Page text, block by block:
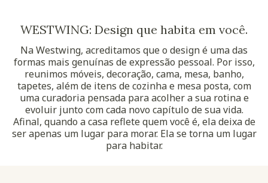
WESTWING: Design que habita em você.
Na Westwing, acreditamos que o design é uma das
formas mais genuínas de expressão pessoal. Por isso,
reunimos móveis, decoração, cama, mesa, banho,
tapetes, além de itens de cozinha e mesa posta, com
uma curadoria pensada para acolher a sua rotina e
evoluir junto com cada novo capítulo de sua vida.
Afinal, quando a casa reflete quem você é, ela deixa de
ser apenas um lugar para morar. Ela se torna um lugar
para habitar.